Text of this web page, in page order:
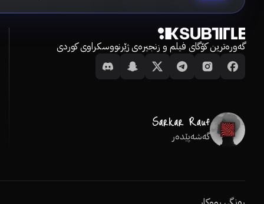
گەورەترین کۆگای فیلم و زنجیرەی ژێرنووسکراوی کوردی
گەشەپێدەر